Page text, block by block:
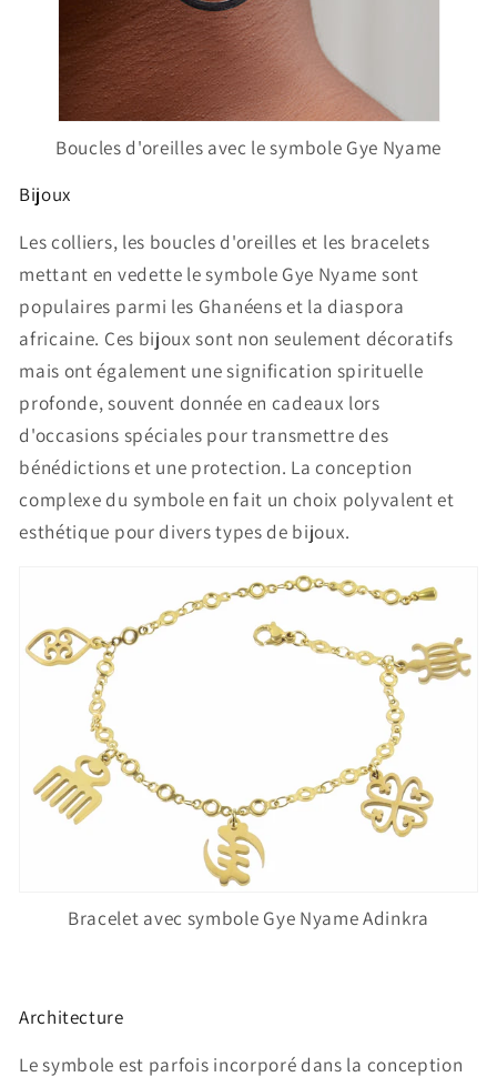
Boucles d'oreilles avec le symbole Gye Nyame
Bijoux
Les colliers, les boucles d'oreilles et les bracelets
mettant en vedette le symbole Gye Nyame sont
populaires parmi les Ghanéens et la diaspora
africaine. Ces bijoux sont non seulement décoratifs
mais ont également une signification spirituelle
profonde, souvent donnée en cadeaux lors
d'occasions spéciales pour transmettre des
bénédictions et une protection. La conception
complexe du symbole en fait un choix polyvalent et
esthétique pour divers types de bijoux.
Bracelet avec symbole Gye Nyame Adinkra
Architecture
Le symbole est parfois incorporé dans la conception